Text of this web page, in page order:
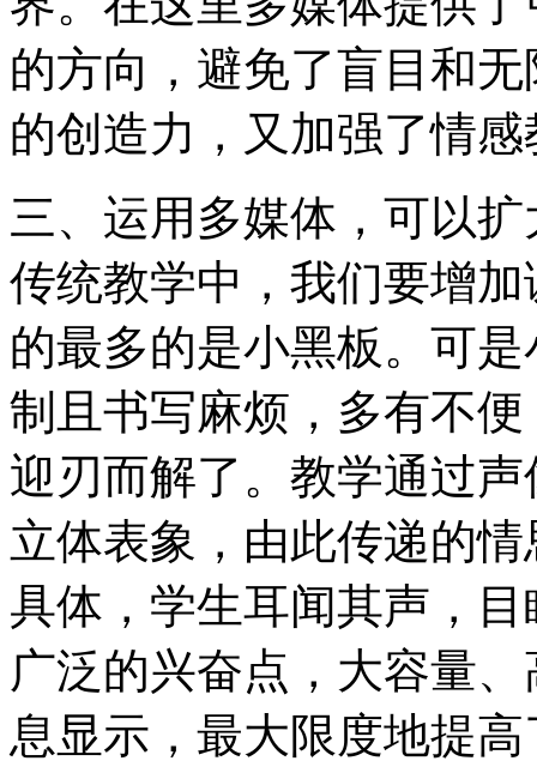
的方向，避免了盲目和
的创造力，又加强了情
三、运用多媒体，可以
传统教学中，我们要增
的最多的是小黑板。可
制且书写麻烦，多有不
迎刃而解了。教学通过
立体表象，由此传递的
具体，学生耳闻其声，
广泛的兴奋点，大容量
息显示，最大限度地提